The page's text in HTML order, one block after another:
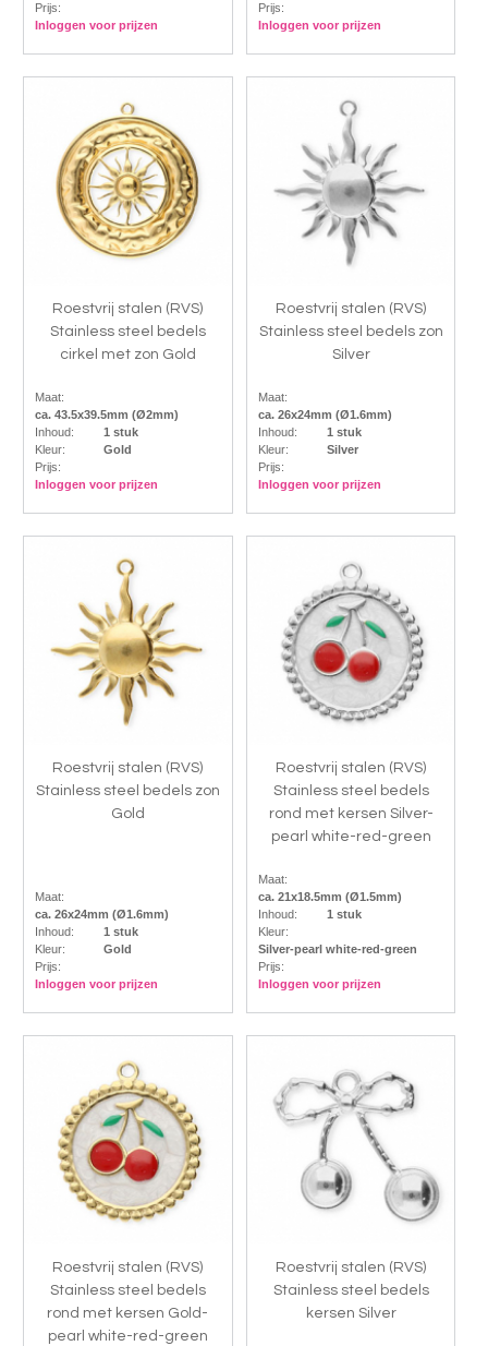
Prijs:
Inloggen voor prijzen
Prijs:
Inloggen voor prijzen
Roestvrij stalen (RVS)
Stainless steel bedels
cirkel met zon Gold
Maat:
ca. 43.5x39.5mm (Ø2mm)
Inhoud:
1 stuk
Kleur:
Gold
Prijs:
Inloggen voor prijzen
Roestvrij stalen (RVS)
Stainless steel bedels zon
Silver
Maat:
ca. 26x24mm (Ø1.6mm)
Inhoud:
1 stuk
Kleur:
Silver
Prijs:
Inloggen voor prijzen
Roestvrij stalen (RVS)
Stainless steel bedels zon
Gold
Maat:
ca. 26x24mm (Ø1.6mm)
Inhoud:
1 stuk
Kleur:
Gold
Prijs:
Inloggen voor prijzen
Roestvrij stalen (RVS)
Stainless steel bedels
rond met kersen Silver-
pearl white-red-green
Maat:
ca. 21x18.5mm (Ø1.5mm)
Inhoud:
1 stuk
Kleur:
Silver-pearl white-red-green
Prijs:
Inloggen voor prijzen
Roestvrij stalen (RVS)
Stainless steel bedels
rond met kersen Gold-
pearl white-red-green
Roestvrij stalen (RVS)
Stainless steel bedels
kersen Silver